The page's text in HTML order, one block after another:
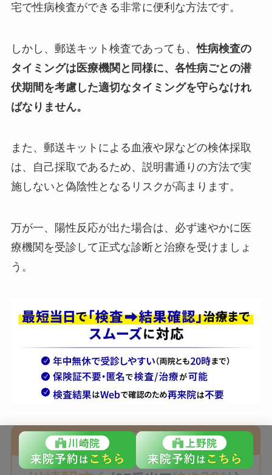
宅で性病検査ができる非常に便利な方法です。
しかし、郵送キット検査であっても、性病検査の
タイミングは医療機関と同様に、各性病ごとの潜
伏期間を考慮した適切なタイミングを守らなけれ
ばなりません。
また、郵送キットによる血液や尿などの検体採取
は、自己採取であるため、説明書通りの方法で実
施しないと偽陰性となるリスクが高まります。
万が一、陽性反応が出た場合は、必ず速やかに医
療機関を受診して正式な診断と治療を受けましょ
う。